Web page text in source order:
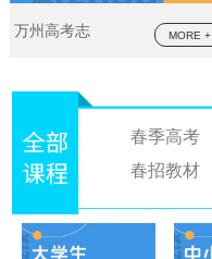
万州高考志 MORE +
春季高考
春招教材